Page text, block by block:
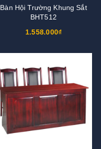
Bàn Hội Trường Khung Sắt
BHT512
1.558.000₫